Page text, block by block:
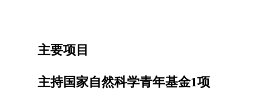
主要项目
主持国家自然科学青年基金1项